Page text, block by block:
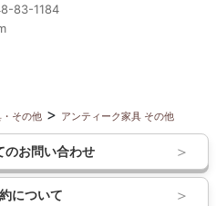
83-1184
その他 アンティーク家具 その他
のお問い合わせ
について